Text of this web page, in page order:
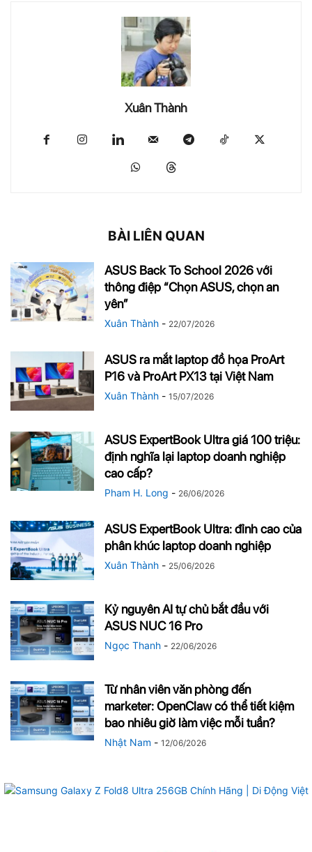
Xuân Thành
BÀI LIÊN QUAN
ASUS Back To School 2026 với
thông điệp “Chọn ASUS, chọn an
yên”
Xuân Thành - 22/07/2026
ASUS ra mắt laptop đồ họa ProArt
P16 và ProArt PX13 tại Việt Nam
Xuân Thành - 15/07/2026
ASUS ExpertBook Ultra giá 100 triệu:
định nghĩa lại laptop doanh nghiệp
cao cấp?
Pham H. Long - 26/06/2026
ASUS ExpertBook Ultra: đỉnh cao của
phân khúc laptop doanh nghiệp
Xuân Thành - 25/06/2026
Kỷ nguyên AI tự chủ bắt đầu với
ASUS NUC 16 Pro
Ngọc Thanh - 22/06/2026
Từ nhân viên văn phòng đến
marketer: OpenClaw có thể tiết kiệm
bao nhiêu giờ làm việc mỗi tuần?
Nhật Nam - 12/06/2026